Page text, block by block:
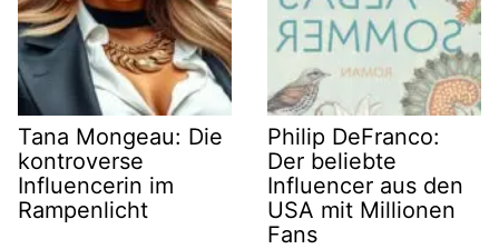
Tana Mongeau: Die
kontroverse
Influencerin im
Rampenlicht
Philip DeFranco:
Der beliebte
Influencer aus den
USA mit Millionen
Fans